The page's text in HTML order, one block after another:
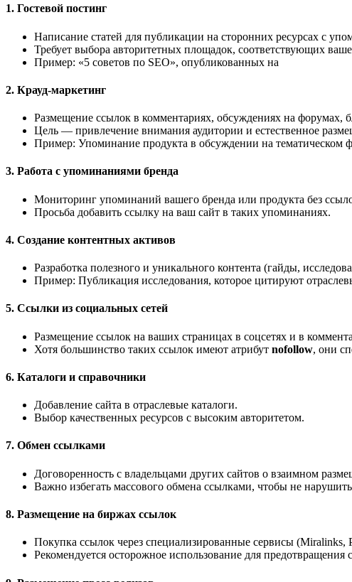
1. Гостевой постинг
Написание статей для публикации на сторонних ресурсах с
Требует выбора авторитетных площадок, соответствующих
Пример: «5 советов по SEO», опубликованных на
2. Крауд-маркетинг
Размещение ссылок в комментариях, обсуждениях на форумах,
Цель — привлечение внимания аудитории и естественное
Пример: Упоминание продукта в обсуждении на тематическом
3. Работа с упоминаниями бренда
Мониторинг упоминаний вашего бренда или продукта без
Просьба добавить ссылку на ваш сайт в таких упоминаниях.
4. Создание контентных активов
Разработка полезного и уникального контента (гайды,
Пример: Публикация исследования, которое цитируют
5. Ссылки из социальных сетей
Размещение ссылок на ваших страницах в соцсетях и в
Хотя большинство таких ссылок имеют атрибут nofollow, они
6. Каталоги и справочники
Добавление сайта в отраслевые каталоги.
Выбор качественных ресурсов с высоким авторитетом.
7. Обмен ссылками
Договоренность с владельцами других сайтов о взаимном
Важно избегать массового обмена ссылками, чтобы не
8. Размещение на биржах ссылок
Покупка ссылок через специализированные сервисы (Miralinks,
Рекомендуется осторожное использование для предотвращения